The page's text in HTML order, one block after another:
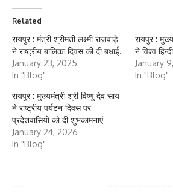
Related
रायपुर : मंत्री श्रीमती लक्ष्मी राजवाड़े
ने राष्ट्रीय बालिका दिवस की दी बधाई.
January 23, 2025
In "Blog"
रायपुर :
ने विश्व
January
In "Blog"
रायपुर : मुख्यमंत्री श्री विष्णु देव साय
ने राष्ट्रीय पर्यटन दिवस पर
प्रदेशवासियों को दी शुभकामनाएं
January 24, 2026
In "Blog"